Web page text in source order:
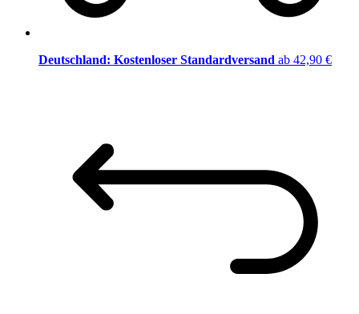
Deutschland: Kostenloser Standardversand ab 42,90 €